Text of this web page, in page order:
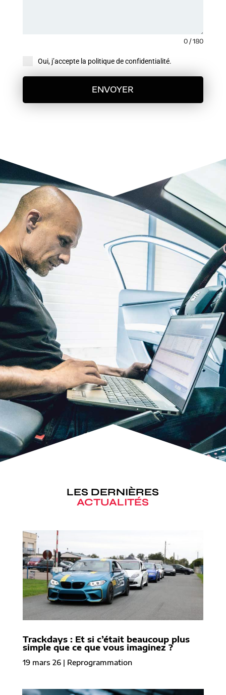
0 / 180
Oui, j’accepte la politique de confidentialité.
ENVOYER
LES DERNIÈRES
ACTUALITÉS
Trackdays : Et si c’était beaucoup plus
simple que ce que vous imaginez ?
19 mars 26| Reprogrammation